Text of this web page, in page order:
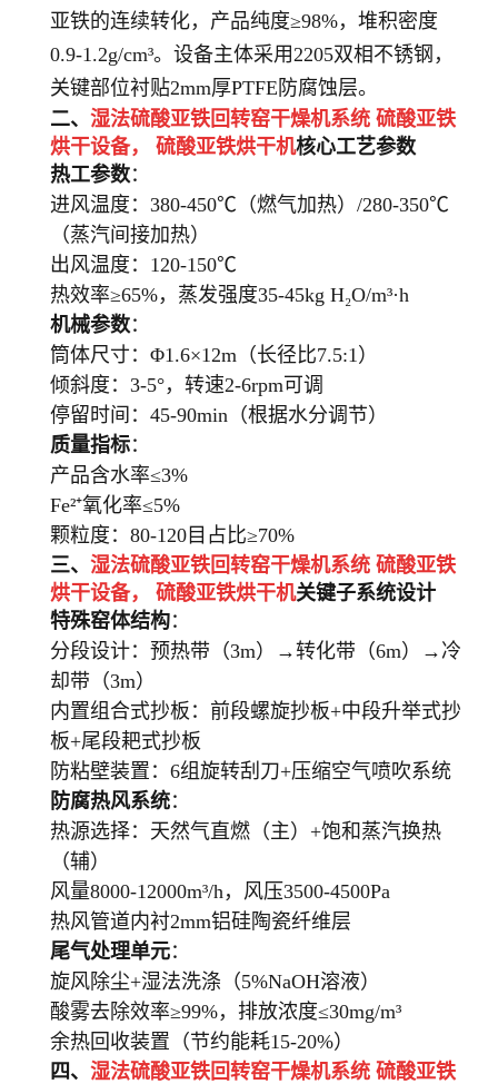
亚铁的连续转化，产品纯度≥98%，堆积密度
0.9-1.2g/cm³。设备主体采用2205双相不锈钢，
关键部位衬贴2mm厚PTFE防腐蚀层。
二、 湿法硫酸亚铁回转窑干燥机系统 硫酸亚铁
烘干设备，
硫酸亚铁烘干机核心工艺参数
热工参数：
进风温度：380-450℃（燃气加热）/280-350℃
（蒸汽间接加热）
出风温度：120-150℃
热效率≥65%，蒸发强度35-45kg H₂O/m³·h
机械参数：
筒体尺寸：Φ1.6×12m（长径比7.5:1）
倾斜度：3-5°，转速2-6rpm可调
停留时间：45-90min（根据水分调节）
质量指标：
产品含水率≤3%
Fe²⁺氧化率≤5%
颗粒度：80-120目占比≥70%
三、 湿法硫酸亚铁回转窑干燥机系统 硫酸亚铁
烘干设备，
硫酸亚铁烘干机关键子系统设计
特殊窑体结构：
分段设计：预热带（3m）→转化带（6m）→冷
却带（3m）
内置组合式抄板：前段螺旋抄板+中段升举式抄
板+尾段耙式抄板
防粘壁装置：6组旋转刮刀+压缩空气喷吹系统
防腐热风系统：
热源选择：天然气直燃（主）+饱和蒸汽换热
（辅）
风量8000-12000m³/h，风压3500-4500Pa
热风管道内衬2mm铝硅陶瓷纤维层
尾气处理单元：
旋风除尘+湿法洗涤（5%NaOH溶液）
酸雾去除效率≥99%，排放浓度≤30mg/m³
余热回收装置（节约能耗15-20%）
四、 湿法硫酸亚铁回转窑干燥机系统 硫酸亚铁